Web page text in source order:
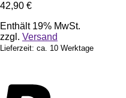
42,90 €
Enthält 19% MwSt.
zzgl. Versand
Lieferzeit: ca. 10 Werktage